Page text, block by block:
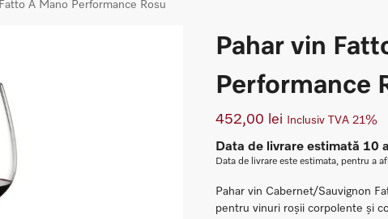
A Mano Performance Rosu
Pahar vin
Performance
452,00 lei Inclusiv TVA 21%
Data de livrare estimată 10
Data de livrare este estimata, pentru a
Pahar vin Cabernet/Sauvignon
pentru vinuri roșii corpolente și